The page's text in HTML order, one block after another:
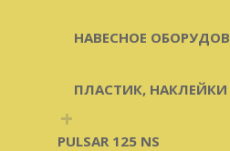
НАВЕСНОЕ
ПЛАСТИК, НАКЛЕЙКИ
+
PULSAR 125 NS